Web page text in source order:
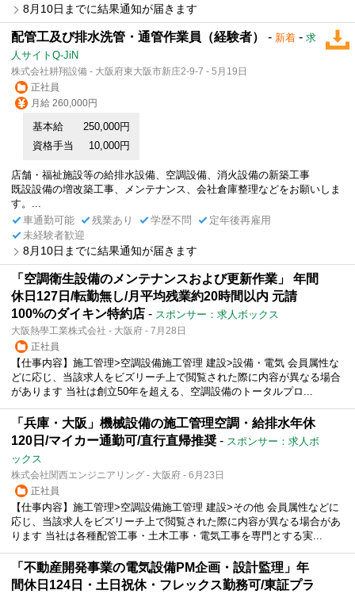
8月10日までに結果通知が届きます
配管工及び排水洗管・通管作業員（経験者） - 新着 - 求
人サイトQ-JiN
株式会社耕翔設備 - 大阪府東大阪市新庄2-9-7 - 5月19日
正社員
月給 260,000円
基本給
250,000円
資格手当
10,000円
店舗・福祉施設等の給排水設備、空調設備、消火設備の新築工事
既設設備の増改築工事、メンテナンス、会社倉庫整理などをお願いしま
す。...
車通勤可能
残業あり 学歴不問
定年後再雇用
未経験者歓迎
8月10日までに結果通知が届きます
「空調衛⽣設備のメンテナンスおよび更新作業」 年間
休⽇127⽇/転勤無し/⽉平均残業約20時間以内 元請
100%のダイキン特約店 - スポンサー：求人ボックス
大阪熱學工業株式会社 - 大阪府 - 7月28日
正社員
【仕事内容】施工管理>空調設備施工管理 建設>設備・電気 会員属性な
どに応じ、当該求人をビズリーチ上で閲覧された際に内容が異なる場合
があります 当社は創立50年を超える、空調設備のトータルプロ...
「兵庫・大阪」機械設備の施工管理空調・給排水年休
120日/マイカー通勤可/直行直帰推奨 - スポンサー：求人ボ
ックス
株式会社関西エンジニアリング - 大阪府 - 6月23日
正社員
【仕事内容】施工管理>空調設備施工管理 建設>その他 会員属性などに
応じ、当該求人をビズリーチ上で閲覧された際に内容が異なる場合があ
ります 当社は各種配管工事・土木工事・電気工事を専門とする実...
「不動産開発事業の電気設備PM企画・設計監理」年
間休日124日・土日祝休・フレックス勤務可/東証プラ